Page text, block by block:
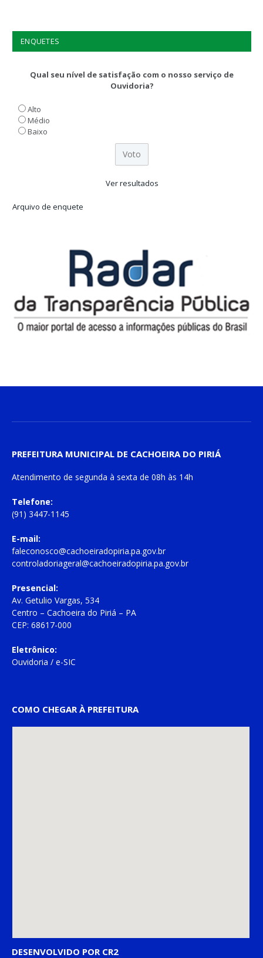
ENQUETES
Qual seu nível de satisfação com o nosso serviço de
Ouvidoria?
Alto
Médio
Baixo
Ver resultados
Arquivo de enquete
PREFEITURA MUNICIPAL DE CACHOEIRA DO PIRIÁ
Atendimento de segunda à sexta de 08h às 14h
Telefone:
(91) 3447-1145
E-mail:
faleconosco@cachoeiradopiria.pa.gov.br
controladoriageral@cachoeiradopiria.pa.gov.br
Presencial:
Av. Getulio Vargas, 534
Centro – Cachoeira do Piriá – PA
CEP: 68617-000
Eletrônico:
Ouvidoria / e-SIC
COMO CHEGAR À PREFEITURA
DESENVOLVIDO POR CR2